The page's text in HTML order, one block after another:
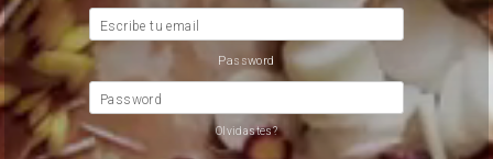
Escribe tu email
Password
Password
Olvidastes?